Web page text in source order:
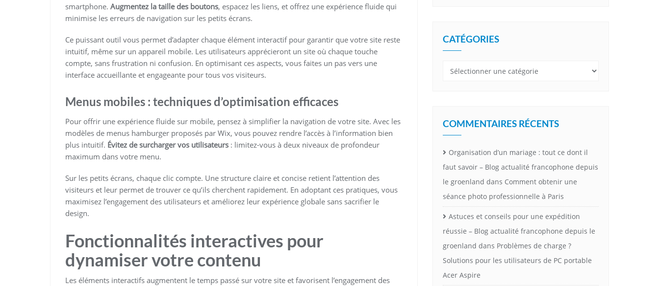
smartphone. Augmentez la taille des boutons, espacez les liens, et offrez une expérience fluide qui
minimise les erreurs de navigation sur les petits écrans.
Ce puissant outil vous permet d’adapter chaque élément interactif pour garantir que votre site reste
intuitif, même sur un appareil mobile. Les utilisateurs apprécieront un site où chaque touche
compte, sans frustration ni confusion. En optimisant ces aspects, vous faites un pas vers une
interface accueillante et engageante pour tous vos visiteurs.
Menus mobiles : techniques d’optimisation efficaces
Pour offrir une expérience fluide sur mobile, pensez à simplifier la navigation de votre site. Avec les
modèles de menus hamburger proposés par Wix, vous pouvez rendre l’accès à l’information bien
plus intuitif. Évitez de surcharger vos utilisateurs : limitez-vous à deux niveaux de profondeur
maximum dans votre menu.
Sur les petits écrans, chaque clic compte. Une structure claire et concise retient l’attention des
visiteurs et leur permet de trouver ce qu’ils cherchent rapidement. En adoptant ces pratiques, vous
maximisez l’engagement des utilisateurs et améliorez leur expérience globale sans sacrifier le
design.
Fonctionnalités interactives pour
dynamiser votre contenu
Les éléments interactifs augmentent le temps passé sur votre site et favorisent l’engagement des
CATÉGORIES
Catégories
COMMENTAIRES RÉCENTS
Organisation d’un mariage : tout ce dont il
faut savoir – Blog actualité francophone depuis
le groenland dans Comment obtenir une
séance photo professionnelle à Paris
Astuces et conseils pour une expédition
réussie – Blog actualité francophone depuis le
groenland dans Problèmes de charge ?
Solutions pour les utilisateurs de PC portable
Acer Aspire